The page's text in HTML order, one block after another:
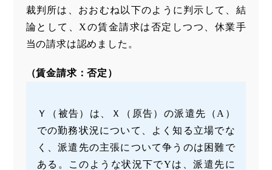
裁判所は、おおむね以下のように判示して、結
論として、Xの賃金請求は否定しつつ、休業手
当の請求は認めました。
（賃金請求：否定）
Ｙ（被告）は、Ｘ（原告）の派遣先（A）
での勤務状況について、よく知る立場でな
く、派遣先の主張について争うのは困難で
ある。このような状況下でYは、派遣先に